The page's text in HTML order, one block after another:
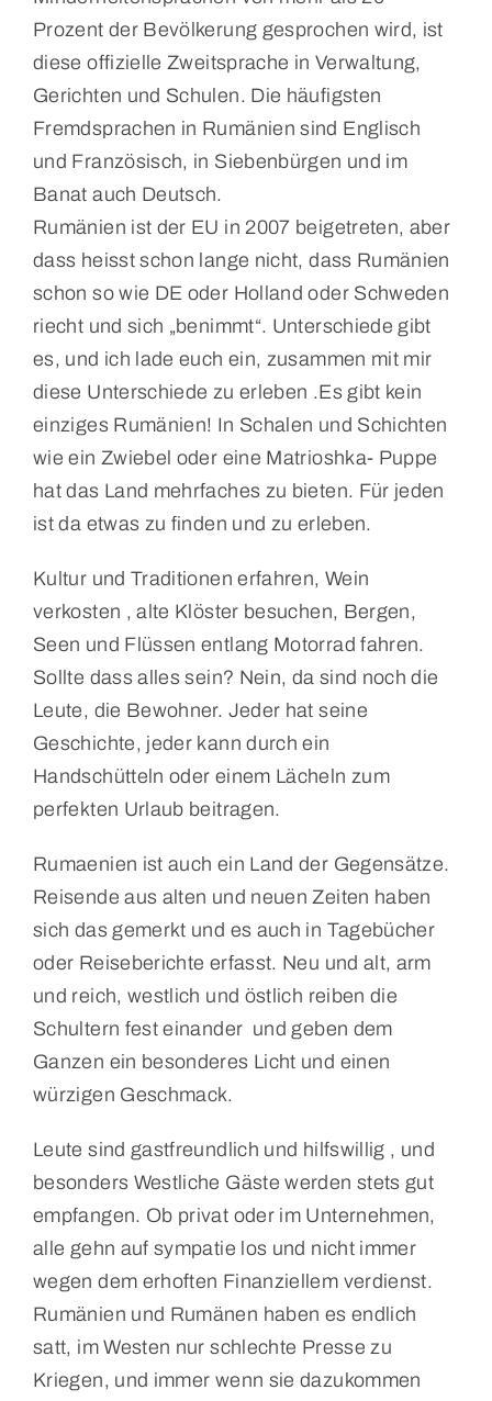
Prozent der Bevölkerung gesprochen wird, ist
diese offizielle Zweitsprache in Verwaltung,
Gerichten und Schulen. Die häufigsten
Fremdsprachen in Rumänien sind Englisch
und Französisch, in Siebenbürgen und im
Banat auch Deutsch.
Rumänien ist der EU in 2007 beigetreten, aber
dass heisst schon lange nicht, dass Rumänien
schon so wie DE oder Holland oder Schweden
riecht und sich „benimmt“. Unterschiede gibt
es, und ich lade euch ein, zusammen mit mir
diese Unterschiede zu erleben .Es gibt kein
einziges Rumänien! In Schalen und Schichten
wie ein Zwiebel oder eine Matrioshka- Puppe
hat das Land mehrfaches zu bieten. Für jeden
ist da etwas zu finden und zu erleben.
Kultur und Traditionen erfahren, Wein
verkosten , alte Klöster besuchen, Bergen,
Seen und Flüssen entlang Motorrad fahren.
Sollte dass alles sein? Nein, da sind noch die
Leute, die Bewohner. Jeder hat seine
Geschichte, jeder kann durch ein
Handschütteln oder einem Lächeln zum
perfekten Urlaub beitragen.
Rumaenien ist auch ein Land der Gegensätze.
Reisende aus alten und neuen Zeiten haben
sich das gemerkt und es auch in Tagebücher
oder Reiseberichte erfasst. Neu und alt, arm
und reich, westlich und östlich reiben die
Schultern fest einander und geben dem
Ganzen ein besonderes Licht und einen
würzigen Geschmack.
Leute sind gastfreundlich und hilfswillig , und
besonders Westliche Gäste werden stets gut
empfangen. Ob privat oder im Unternehmen,
alle gehn auf sympatie los und nicht immer
wegen dem erhoften Finanziellem verdienst.
Rumänien und Rumänen haben es endlich
satt, im Westen nur schlechte Presse zu
Kriegen, und immer wenn sie dazukommen